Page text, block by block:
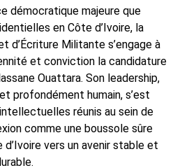
démocratique majeure que
en Côte d’Ivoire, la
d’Écriture Militante s’engage à
et conviction la candidature
Ouattara. Son leadership,
profondément humain, s’est
réunis au sein de
comme une boussole sûre
vers un avenir stable et